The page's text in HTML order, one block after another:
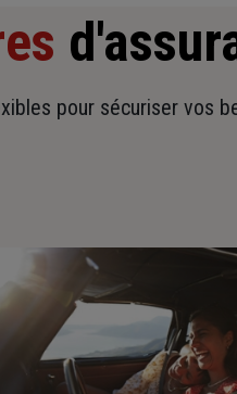
pour sécuriser vos